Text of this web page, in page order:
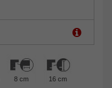
8 cm 16 cm